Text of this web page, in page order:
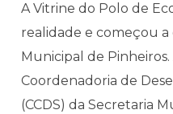
A Vitrine do Polo de
realidade e começou
Municipal de Pinheiros.
Coordenadoria de
(CCDS) da Secretaria